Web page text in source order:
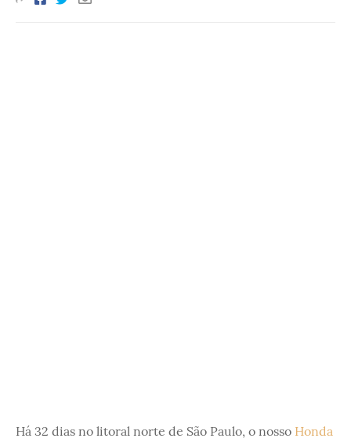
Há 32 dias no litoral norte de São Paulo, o nosso Honda